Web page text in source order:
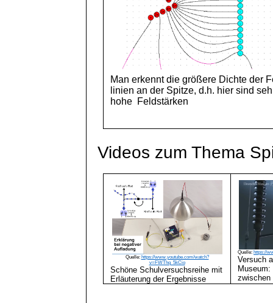
Man erkennt die größere Dichte der
linien an der Spitze, d.h. hier sind
hohe Feldstärken
Videos zum Thema
Quelle: https://www.youtube.com/watch?
v=FWThq_5kCio
Schöne Schulversuchsreihe mit
Erläuterung der Ergebnisse
Quelle: https://
Versuch
zwischen